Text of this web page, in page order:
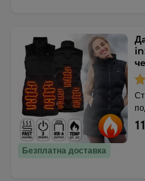
Безплатна доставка